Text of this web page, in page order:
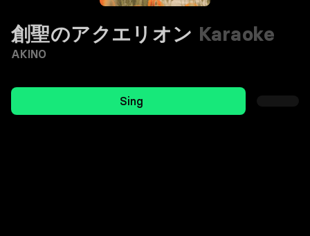
創聖のアクエリオン Karaoke
AKINO
Sing